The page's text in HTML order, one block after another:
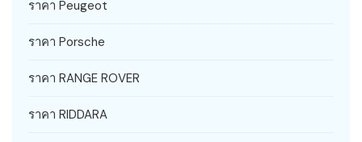
ราคา Peugeot
ราคา Porsche
ราคา RANGE ROVER
ราคา RIDDARA